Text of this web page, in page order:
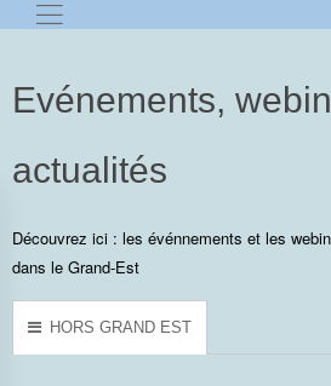
Evénements,
actualités
Découvrez ici : les événnements et les
dans le Grand-Est
HORS GRAND EST